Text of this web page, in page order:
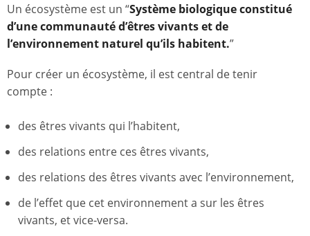
Un écosystème est un “Système biologique constitué
d’une communauté d’êtres vivants et de
l’environnement naturel qu’ils habitent.”
Pour créer un écosystème, il est central de tenir
compte :
des êtres vivants qui l’habitent,
des relations entre ces êtres vivants,
des relations des êtres vivants avec l’environnement,
de l’effet que cet environnement a sur les êtres
vivants, et vice-versa.